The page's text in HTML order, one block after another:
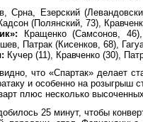
Срна, Езерский
(Полянский, 73),
Кращенко (Самсонов,
Патрак (Кисенков, 68),
Кучер (11), Кравченко (30),
что «Спартак» делает
и особенно на
плюс несколько
25 минут, чтобы